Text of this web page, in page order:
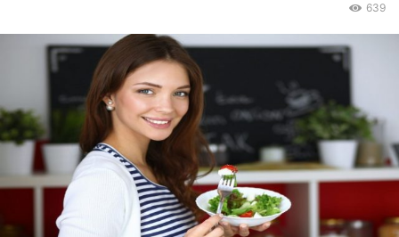
639